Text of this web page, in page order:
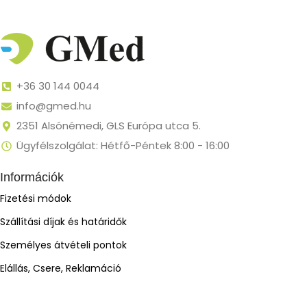
+36 30 144 0044
info@gmed.hu
2351 Alsónémedi, GLS Európa utca 5.
Ügyfélszolgálat: Hétfő-Péntek 8:00 - 16:00
Információk
Fizetési módok
Szállítási díjak és határidők
Személyes átvételi pontok
Elállás, Csere, Reklamáció